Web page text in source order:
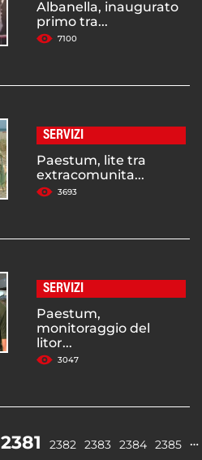
Albanella, inaugurato
primo tra...
7100
SERVIZI
Paestum, lite tra
extracomunita...
3693
SERVIZI
Paestum,
monitoraggio del
litor...
3047
2381 2382 2383 2384 2385 …